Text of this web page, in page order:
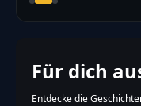
Für dich
Entdecke die